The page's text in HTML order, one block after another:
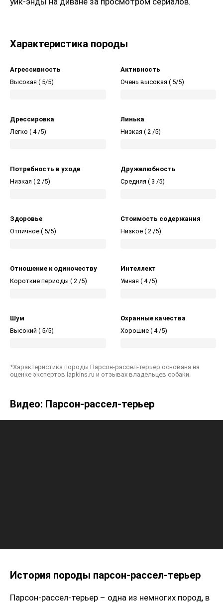
Характеристика породы
Агрессивность
Высокая ( 5/5)
Активность
Очень высокая (5/5)
Дрессировка
Легко ( 4 /5)
Линька
Низкая (2 /5)
Потребность в уходе
Низкая ( 2 /5)
Дружелюбность
Средняя (3 /5)
Здоровье
Отличное ( 5/5)
Стоимость содержания
Низкое (2 /5)
Отношение к одиночеству
Короткие периоды ( 2 /5)
Интеллект
Умная (4 /5)
Шум
Высокий ( 5/5)
Охранные качества
Хорошие (4 /5)
*Характеристика породы Парсон-рассел-терьер основана на
оценке экспертов lapkins.ru и отзывах владельцев собаки.
Видео: Парсон-рассел-терьер
История породы парсон-рассел-терьер
Парсон-рассел-терьер – одна из немногих пород, в